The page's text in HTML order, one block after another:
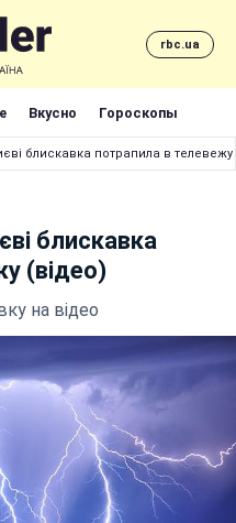
rbc.ua
Вкусно Гороскопы
блискавка потрапила в телевежу
блискавка
(відео)
на відео